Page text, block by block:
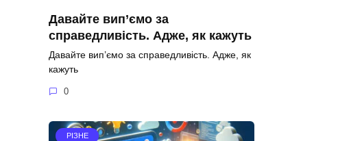
Давайте вип’ємо за
справедливість. Адже, як кажуть
Давайте вип’ємо за справедливість. Адже, як
кажуть
0
РІЗНЕ